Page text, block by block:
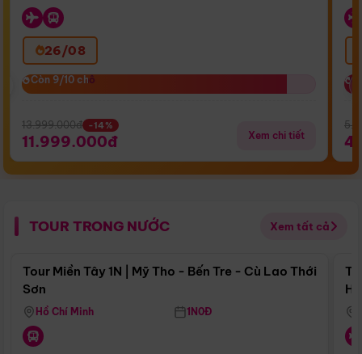
26/08
Còn 9/10 chỗ
Còn 9/10 chỗ
13.999.000đ -14%
11.999.000đ Xem chi tiết
TOUR TRONG NƯỚC Xem tất cả
Điểm nổi bật
Tour Miền Tây 1N | Mỹ Tho - Bến Tre - Cù Lao Thới
Sơn
Hồ Chí Minh 1N0Đ